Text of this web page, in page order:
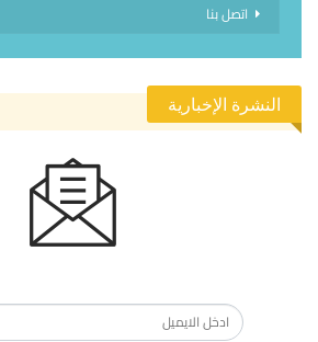
اتصل بنا
النشرة الإخبارية